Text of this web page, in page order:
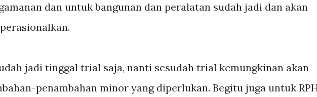
dan untuk bangunan dan peralatan sudah jadi dan akan
jadi tinggal trial saja, nanti sesudah trial kemungkinan akan
penambahan minor yang diperlukan. Begitu juga untuk